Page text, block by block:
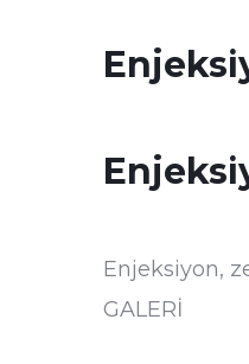
Enjeksiyon,
GALERİ